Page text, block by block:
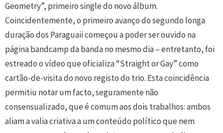
Geometry”, primeiro single do novo álbum.
Coincidentemente, o primeiro avanço do segundo longa
duração dos Paraguaii começou a poder ser ouvido na
página bandcamp da banda no mesmo dia – entretanto, foi
estreado o vídeo que oficializa “Straight or Gay” como
cartão-de-visita do novo registo do trio. Esta coincidência
permitiu notar um facto, seguramente não
consensualizado, que é comum aos dois trabalhos: ambos
aliam a valia criativa a um conteúdo político que nem